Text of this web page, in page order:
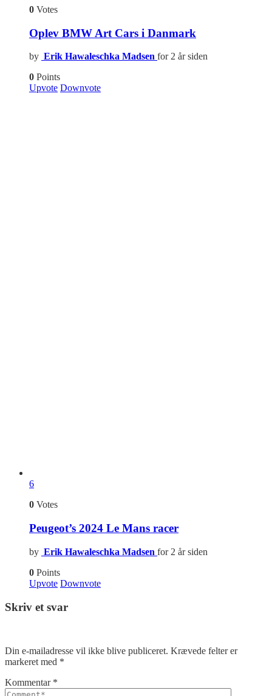
0 Votes
Oplev BMW Art Cars i Danmark
by Erik Hawaleschka Madsen for 2 år siden
0 Points
Upvote Downvote
6
0 Votes
Peugeot’s 2024 Le Mans racer
by Erik Hawaleschka Madsen for 2 år siden
0 Points
Upvote Downvote
Skriv et svar
Din e-mailadresse vil ikke blive publiceret. Krævede felter er
markeret med *
Kommentar *